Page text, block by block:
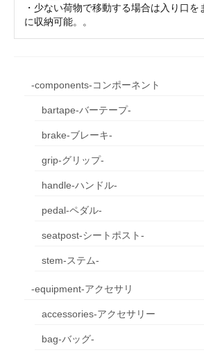
・少ない荷物で移動する場合は入り口を
に収納可能。。
-components-コンポーネント
bartape-バーテープ-
brake-ブレーキ-
grip-グリップ-
handle-ハンドル-
pedal-ペダル-
seatpost-シートポスト-
stem-ステム-
-equipment-アクセサリ
accessories-アクセサリー
bag-バッグ-